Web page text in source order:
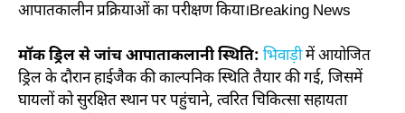
आपातकालीन प्रक्रियाओं का परीक्षण किया।Breaking News
मॉक ​ड्रिल से जांच आपाताकलानी स्थिति: भिवाड़ीमें आयोजित
ड्रिल के दौरान हाईजैक की काल्पनिक स्थिति तैयार की गई, जिसमें
घायलों को सुरक्षित स्थान पर पहुंचाने, त्वरित चिकित्सा सहायता